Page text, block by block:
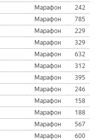
Марафон
242
Марафон
785
Марафон
229
Марафон
329
Марафон
632
Марафон
312
Марафон
395
Марафон
246
Марафон
158
Марафон
188
Марафон
567
Марафон
600